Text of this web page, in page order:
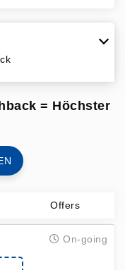
= Höchster
Offers
On-going